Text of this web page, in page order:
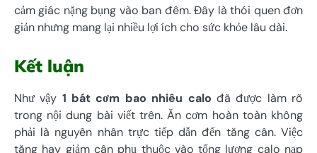
cảm giác nặng bụng vào ban đêm. Đây là thói quen đơn
giản nhưng mang lại nhiều lợi ích cho sức khỏe lâu dài.
Kết luận
Như vậy 1 bát cơm bao nhiêu calo đã được làm rõ
trong nội dung bài viết trên. Ăn cơm hoàn toàn không
phải là nguyên nhân trực tiếp dẫn đến tăng cân. Việc
tăng hay giảm cân phụ thuộc vào tổng lượng calo nạp